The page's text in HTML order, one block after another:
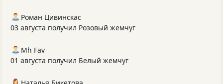
Роман Цивинскас
03 августа получил Розовый жемчуг
Mh Fav
01 августа получил Белый жемчуг